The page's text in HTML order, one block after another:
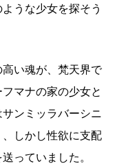
うな少女を探そう
い魂が、梵天界で
マナの家の少女と
ンミッラバーシニ
しかし性欲に支配
っていました。